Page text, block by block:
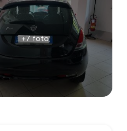
+7 foto